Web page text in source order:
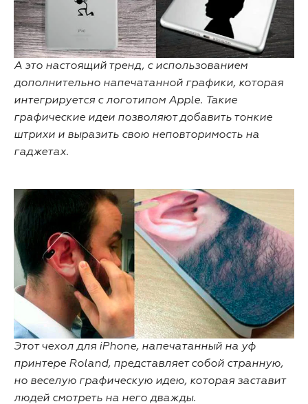
А это настоящий тренд, с использованием
дополнительно напечатанной графики, которая
интегрируется с логотипом Apple. Такие
графические идеи позволяют добавить тонкие
штрихи и выразить свою неповторимость на
гаджетах.
Этот чехол для iPhone, напечатанный на уф
принтере Roland, представляет собой странную,
но веселую графическую идею, которая заставит
людей смотреть на него дважды.